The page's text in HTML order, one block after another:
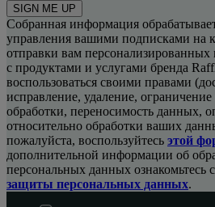
SIGN ME UP
Собранная информация
управления вашими подписками на
отправки вам
с продуктами и услугами бренда
воспользоваться своими правами
исправление, удаление,
обработки, переносимость данных,
относительно обработки ваших
пожалуйста, воспользуйтесь этой
дополнительной информации об
персональных данных ознакомьтесь
защиты персональных данных.